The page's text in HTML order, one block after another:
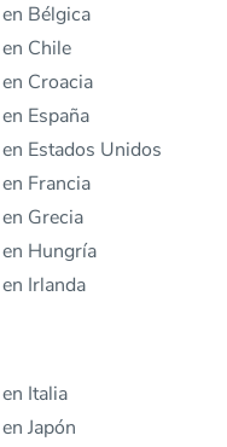
Bélgica
Chile
Croacia
España
Estados Unidos
Francia
Grecia
Hungría
Irlanda
Italia
Japón